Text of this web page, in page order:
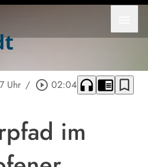
Uhr / play_circle_outline 02:04 headphones chrome_reader_mode bookmark_border
im